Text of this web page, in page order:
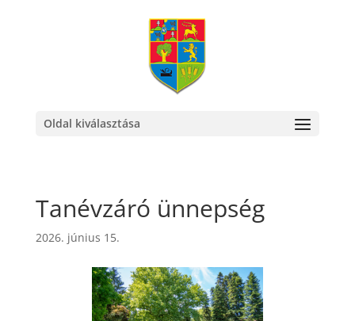
Oldal kiválasztása
Tanévzáró ünnepség
2026. június 15.